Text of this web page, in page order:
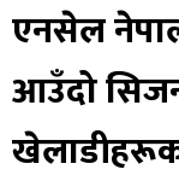
एनसेल
आउँदो